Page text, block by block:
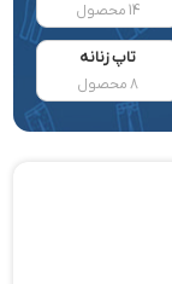
14 محصول
تاپ زنانه
8 محصول